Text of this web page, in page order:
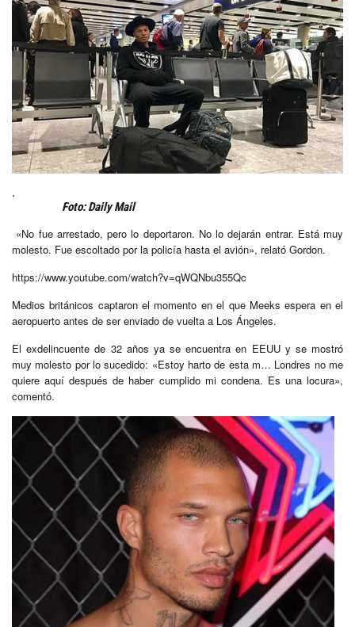
.
Foto: Daily Mail
«No fue arrestado, pero lo deportaron. No lo dejarán entrar. Está muy
molesto. Fue escoltado por la policía hasta el avión», relató Gordon.
https://www.youtube.com/watch?v=qWQNbu355Qc
Medios británicos captaron el momento en el que Meeks espera en el
aeropuerto antes de ser enviado de vuelta a Los Ángeles.
El exdelincuente de 32 años ya se encuentra en EEUU y se mostró
muy molesto por lo sucedido: «Estoy harto de esta m… Londres no me
quiere aquí después de haber cumplido mi condena. Es una locura»,
comentó.